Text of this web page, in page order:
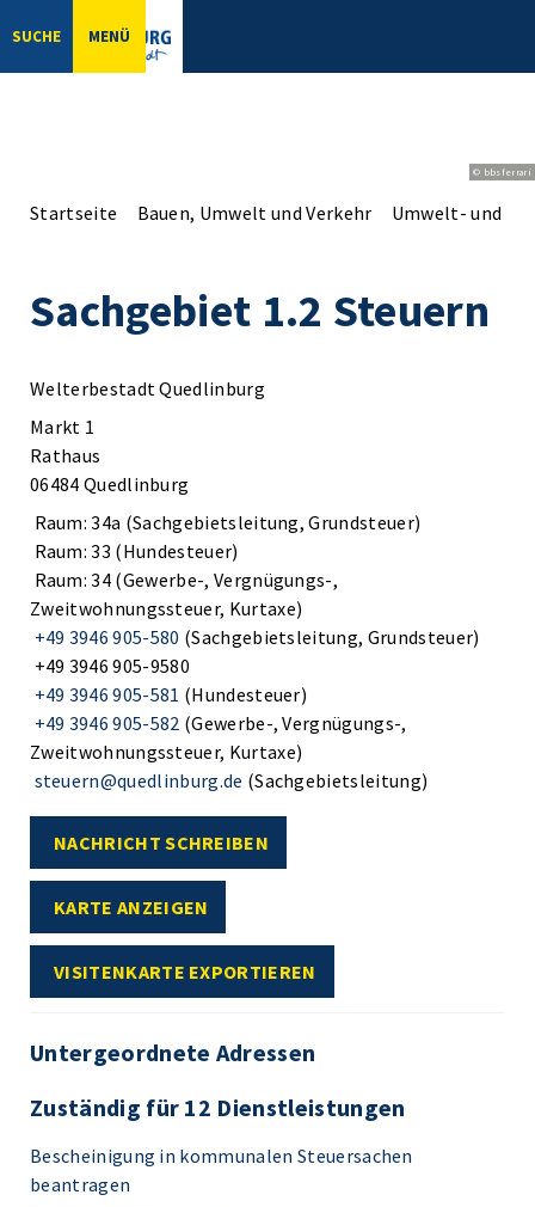
SUCHE MENÜ
© bbsferrari
Startseite Bauen, Umwelt und Verkehr Umwelt- und
Sachgebiet 1.2 Steuern
Welterbestadt Quedlinburg
Markt 1
Rathaus
06484 Quedlinburg
Raum: 34a (Sachgebietsleitung, Grundsteuer)
Raum: 33 (Hundesteuer)
Raum: 34 (Gewerbe-, Vergnügungs-,
Zweitwohnungssteuer, Kurtaxe)
+49 3946 905-580 (Sachgebietsleitung, Grundsteuer)
+49 3946 905-9580
+49 3946 905-581 (Hundesteuer)
+49 3946 905-582 (Gewerbe-, Vergnügungs-,
Zweitwohnungssteuer, Kurtaxe)
steuern@quedlinburg.de (Sachgebietsleitung)
NACHRICHT SCHREIBEN
KARTE ANZEIGEN
VISITENKARTE EXPORTIEREN
Untergeordnete Adressen
Zuständig für 12 Dienstleistungen
Bescheinigung in kommunalen Steuersachen
beantragen